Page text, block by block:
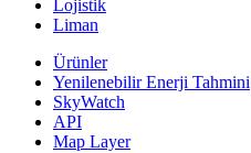
Lojistik
Liman
Ürünler
Yenilenebilir Enerji Tahmini
SkyWatch
API
Map Layer